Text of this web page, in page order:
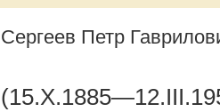
Сергеев Петр